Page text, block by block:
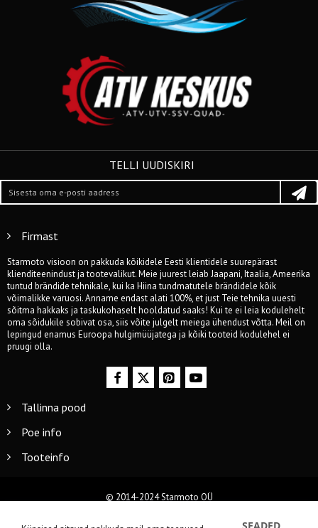
TELLI UUDISKIRI
Firmast
Starmoto visioon on pakkuda kõikidele Eesti klientidele suurepärast
klienditeenindust ja tootevalikut. Meie juurest leiab Jaapani, Itaalia, Ameerika
tuntud brändide tehnikale, kui ka Hiina tundmatutele brändidele kõik
võimalikke varuosi. Anname endast alati 100%, et just Teie tehnika uuesti
sõitma hakkaks ja taskukohaselt hooldatud saaks! Kui te ei leia kodulehelt
oma sõidukile sobivat osa, siis võite julgelt meiega ühendust võtta. Meil on
lepingud enamus Euroopa hulgimüüjatega ja kõiki tooteid kodulehel ei
pruugi olla.
Tallinna pood
Poe info
Tooteinfo
© 2014-2024 Starmoto OÜ